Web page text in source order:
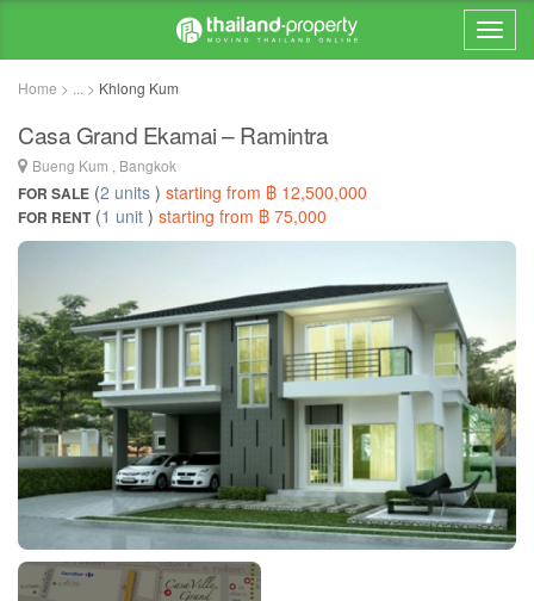
Home > ... > Khlong Kum
Casa Grand Ekamai – Ramintra
Bueng Kum , Bangkok
FOR SALE (2 units ) starting from ฿ 12,500,000
FOR RENT(1 unit ) starting from ฿ 75,000